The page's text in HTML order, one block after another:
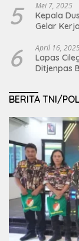
5 Mei 7, 2025
Kepala
Gelar
6 April 16,
Lapas
Ditjenpas
BERITA TNI/